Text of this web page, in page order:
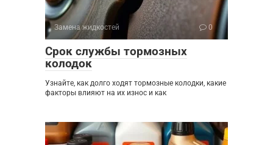
Замена жидкостей 0
Срок службы тормозных
колодок
Узнайте, как долго ходят тормозные колодки, какие
факторы влияют на их износ и как